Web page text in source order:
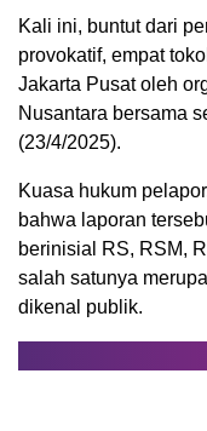
Kali ini, buntut dari
provokatif, empat
Jakarta Pusat oleh
Nusantara bersama
(23/4/2025).
Kuasa hukum
bahwa laporan
berinisial RS, RSM,
salah satunya
dikenal publik.